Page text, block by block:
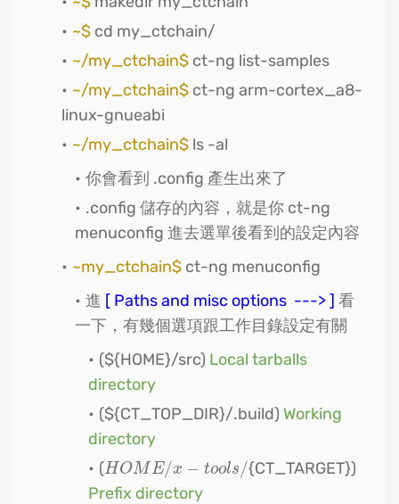
~$ cd my_ctchain/
~/my_ctchain$ ct-ng list-samples
~/my_ctchain$ ct-ng arm-cortex_a8-
linux-gnueabi
~/my_ctchain$ ls -al
你會看到 .config 產生出來了
.config 儲存的內容，就是你 ct-ng
menuconfig 進去選單後看到的設定內容
~my_ctchain$ ct-ng menuconfig
進 [ Paths and misc options ---> ] 看
一下，有幾個選項跟工作目錄設定有關
(${HOME}/src) Local tarballs
directory
(${CT_TOP_DIR}/.build) Working
directory
(HOME/x − tools/
HOME/x−t oo s/
{CT_TARGET})
Prefix directory